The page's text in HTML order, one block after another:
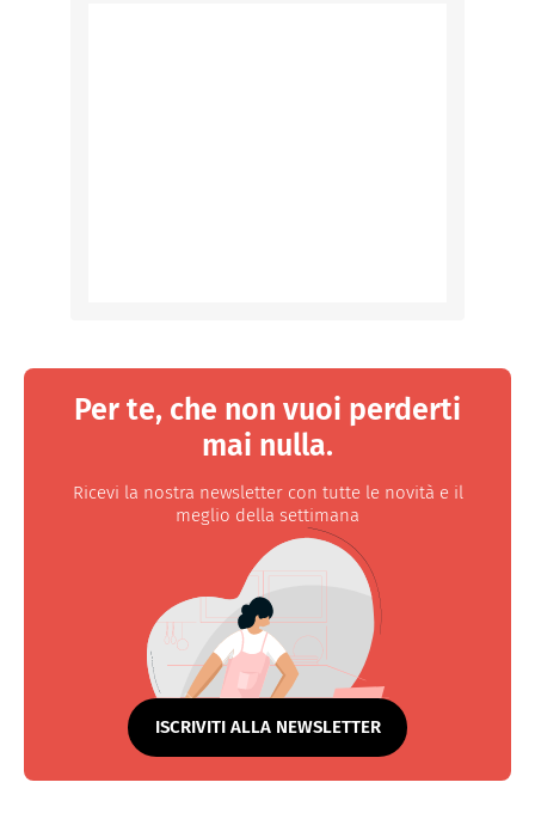
Per te, che non vuoi perderti
mai nulla.
Ricevi la nostra newsletter con tutte le novità e il
meglio della settimana
ISCRIVITI ALLA NEWSLETTER